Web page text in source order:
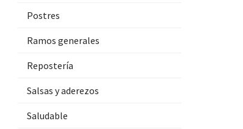
Postres
Ramos generales
Repostería
Salsas y aderezos
Saludable